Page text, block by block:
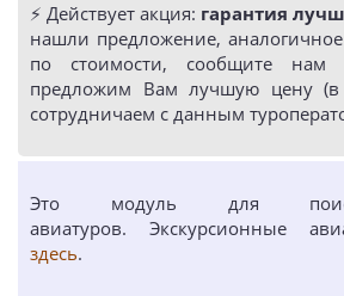
⚡️ Действует акция: гарантия
нашли предложение,
по стоимости, сообщите
предложим Вам лучшую цену
сотрудничаем с данным
Это модуль для
авиатуров. Экскурсионные
здесь.